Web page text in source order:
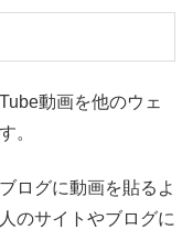
動画を他のウェ
。
ログに動画を貼るよ
のサイトやブログに